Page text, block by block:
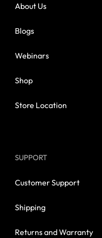
About Us
Blogs
Webinars
Shop
Store Location
SUPPORT
Customer Support
Shipping
Returns and Warranty